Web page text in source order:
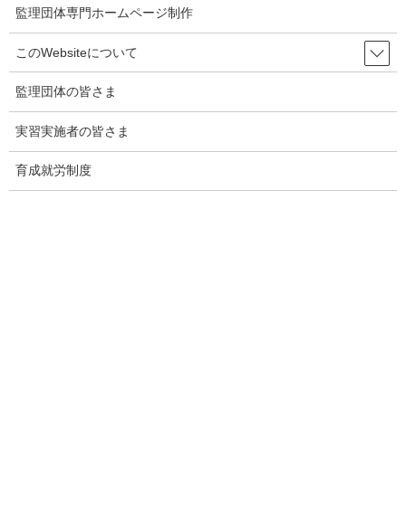
う。
送出機関の認定取消等を行った場合は、日本側に通知する。
日本側から不適切な送出機関についての通報がなされた場合
は、調査を行い、適切に対処する。また、その結果を日本側
に報告する。
共通の事項
監理団体専門ホームページ制作
このWebsiteについて
監理団体の皆さま
実習実施者の皆さま
育成就労制度